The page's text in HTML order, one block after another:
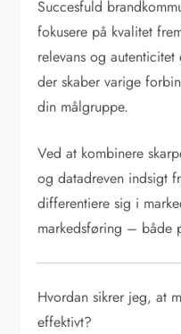
Succesfuld
fokusere på kvalitet
relevans og
der skaber varige
din målgruppe.
Ved at kombinere
og datadreven indsigt
differentiere sig i
markedsføring – både
Hvordan sikrer jeg, at
effektivt?